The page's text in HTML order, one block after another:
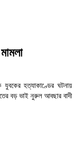
হত্যাকাণ্ডের ঘটনায়
বড় ভাই নুরুল আবছার বাদী